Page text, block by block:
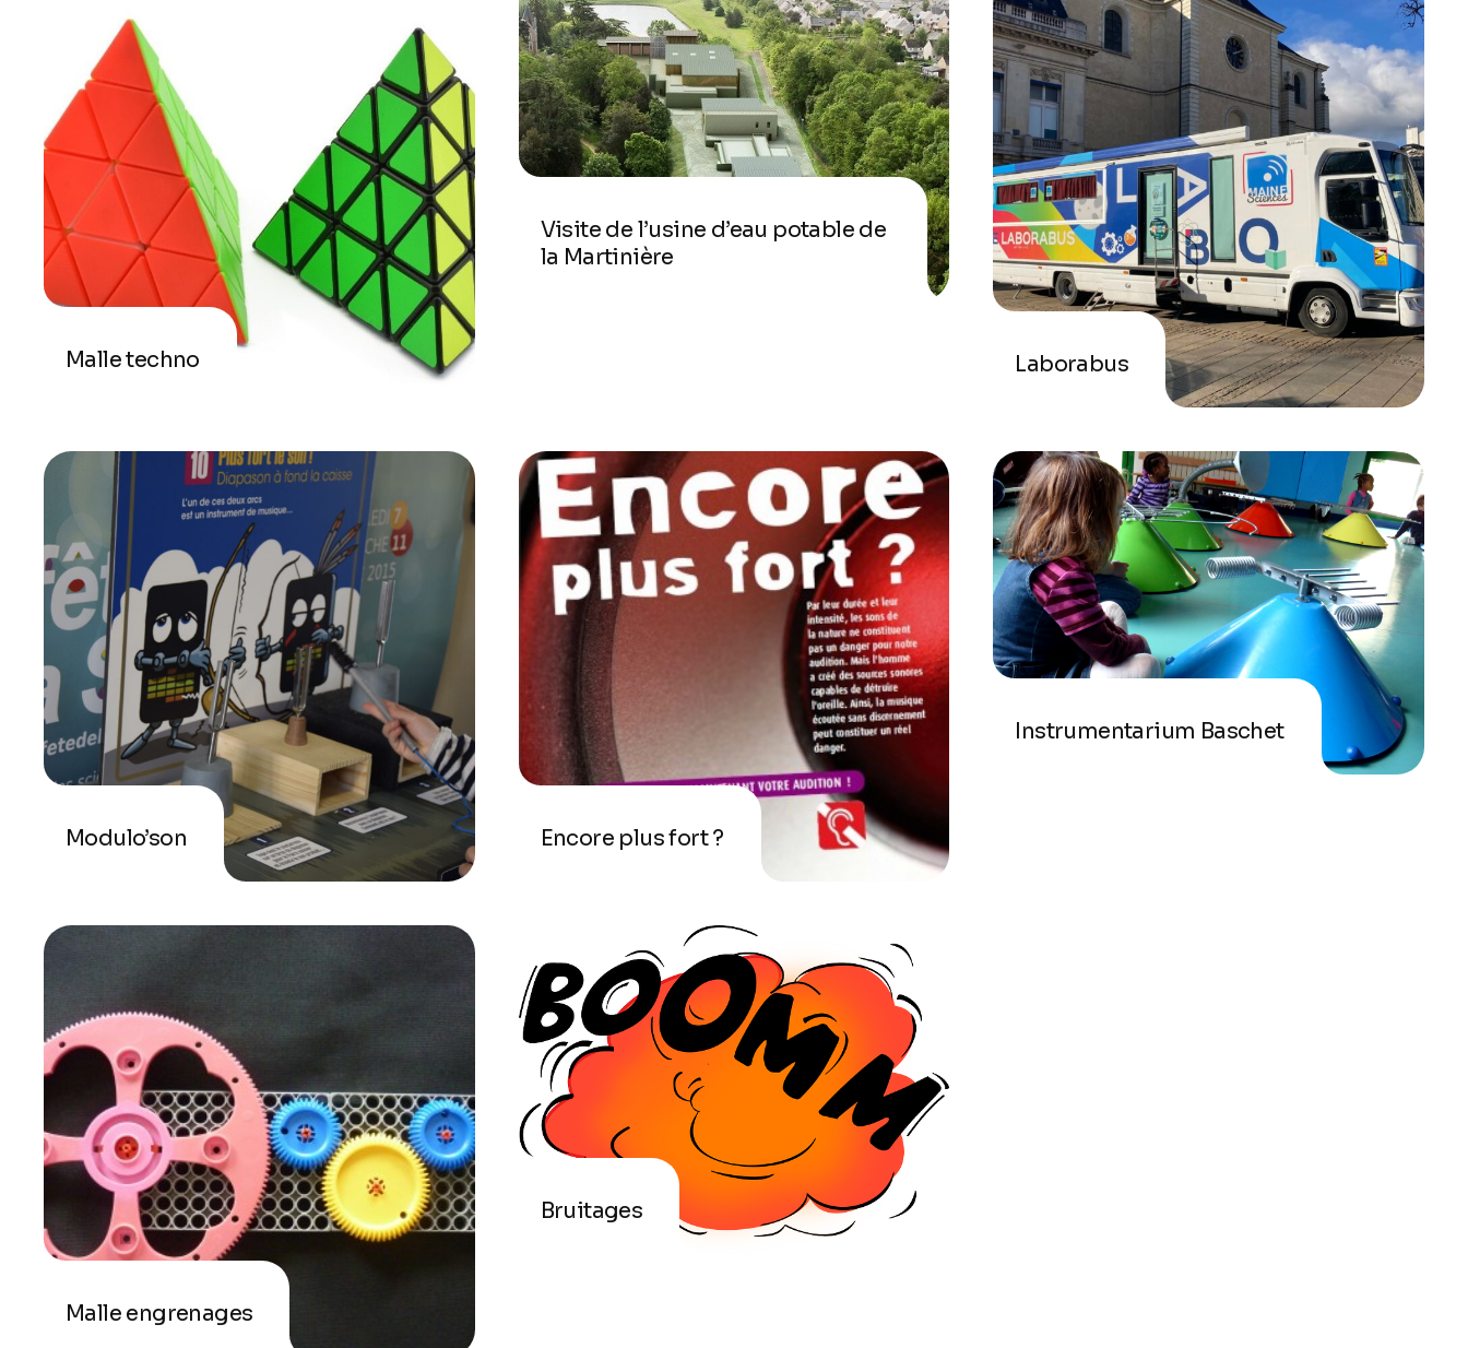
Malle techno
Visite de l’usine d’eau potable de
la Martinière
Laborabus
Modulo’son Encore plus fort ?
Instrumentarium Baschet
Malle engrenages
Bruitages